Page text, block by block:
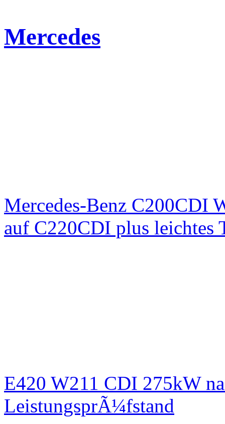
Mercedes
Mercedes-Benz C200CDI
auf C220CDI plus
E420 W211 CDI 275kW
LeistungsprÃ¼fstand